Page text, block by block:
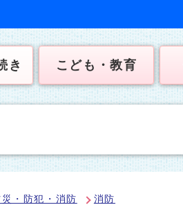
き こども・教育
災・防犯・消防 消防